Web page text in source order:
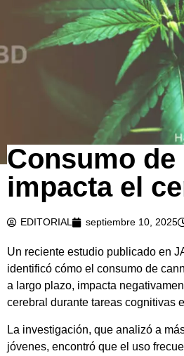
©
Consumo
impacta el
EDITORIAL septiembre 10, 2025
Un reciente estudio publicado en
identificó cómo el consumo de
a largo plazo, impacta
cerebral durante tareas cognitivas
La investigación, que analizó a
jóvenes, encontró que el uso